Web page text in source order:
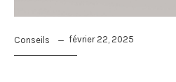
Conseils février 22, 2025